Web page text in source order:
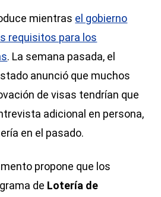
mientras el gobierno
requisitos para los
. La semana pasada, el
anunció que muchos
de visas tendrían que
adicional en persona,
en el pasado.
propone que los
de Lotería de